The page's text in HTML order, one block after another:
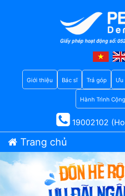
Giới thiệu Bác sĩ Trả góp Ưu
Hành Trình
19002102
Trang chủ